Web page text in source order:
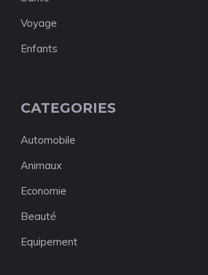
Voyage
Enfants
CATEGORIES
Automobile
Animaux
Economie
Beauté
Equipement